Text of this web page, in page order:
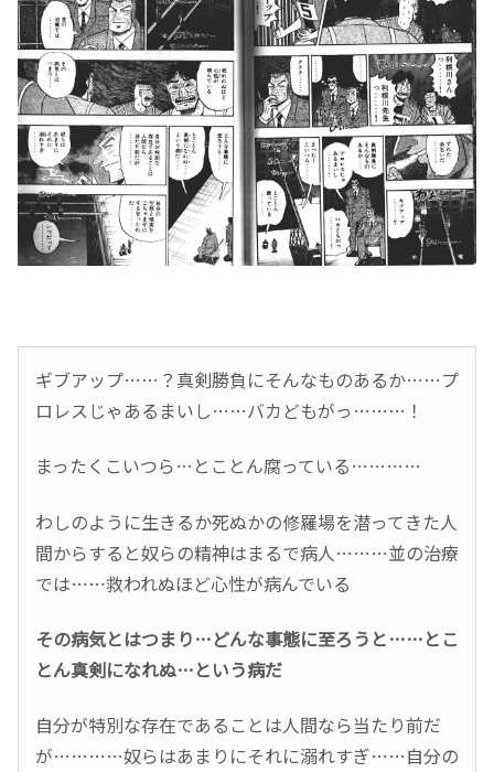
ギブアップ……？真剣勝負にそんなものあるか……プ
ロレスじゃあるまいし……バカどもがっ………！
まったくこいつら…とことん腐っている…………
わしのように生きるか死ぬかの修羅場を潜ってきた人
間からすると奴らの精神はまるで病人………並の治療
では……救われぬほど心性が病んでいる
その病気とはつまり…どんな事態に至ろうと……とこ
とん真剣になれぬ…という病だ
自分が特別な存在であることは人間なら当たり前だ
が…………奴らはあまりにそれに溺れすぎ……自分の